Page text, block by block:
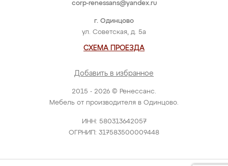
2015 - 2026 © Ренессанс.
Мебель от производителя в Одинцово.
ИНН: 580313642057
ОГРНИП: 317583500009448
г. Одинцово
ул. Советская, д. 5а
СХЕМА ПРОЕЗДА
Добавить в избранное
corp-renessans@yandex.ru